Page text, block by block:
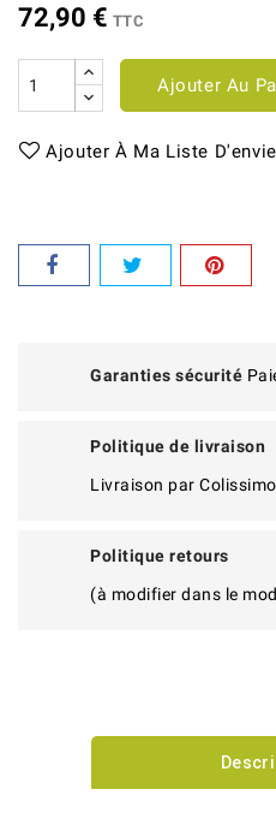
72,90 € TTC
Ajouter Au
Ajouter À Ma Liste
Garanties sécurité
Politique de livraison
Livraison par
Politique retours
(à modifier dans le